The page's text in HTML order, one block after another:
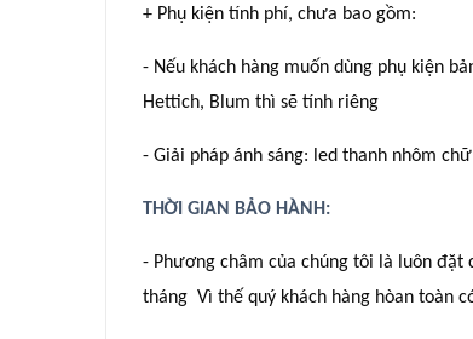
+ Phụ kiện tính phí, chưa bao gồm:
- Nếu khách hàng muốn dùng phụ kiện
Hettich, Blum thì sẽ tính riêng
- Giải pháp ánh sáng: led thanh nhôm
THỜI GIAN BẢO HÀNH:
- Phương châm của chúng tôi là luôn đặt
tháng Vì thế quý khách hàng hòan toàn